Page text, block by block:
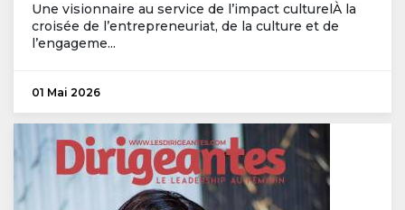
Une visionnaire au service de l’impact culturelÀ la
croisée de l’entrepreneuriat, de la culture et de
l’engageme...
01 Mai 2026